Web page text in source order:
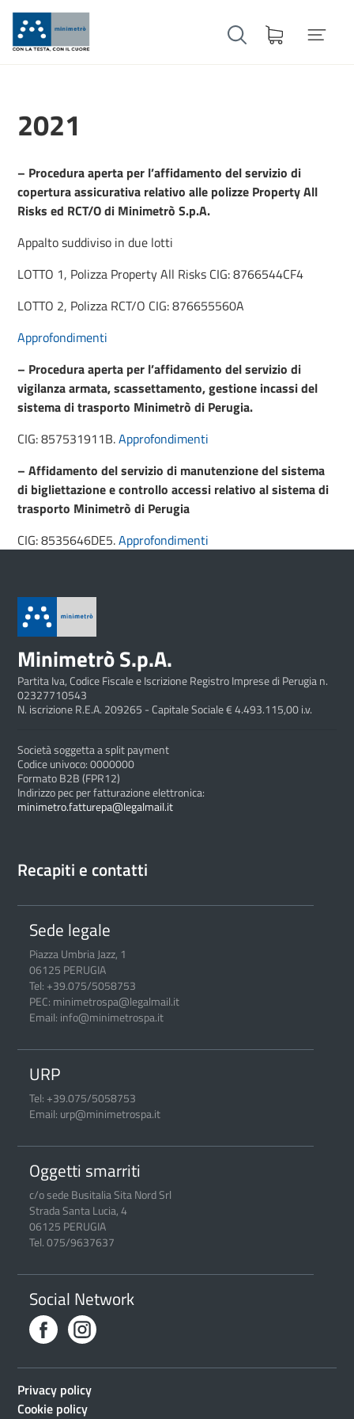
2021
– Procedura aperta per l’affidamento del servizio di
copertura assicurativa relativo alle polizze Property All
Risks ed RCT/O di Minimetrò S.p.A.
Appalto suddiviso in due lotti
LOTTO 1, Polizza Property All Risks CIG: 8766544CF4
LOTTO 2, Polizza RCT/O CIG: 876655560A
Approfondimenti
– Procedura aperta per l’affidamento del servizio di
vigilanza armata, scassettamento, gestione incassi del
sistema di trasporto Minimetrò di Perugia.
CIG: 857531911B.Approfondimenti
–Affidamento del servizio di manutenzione del sistema
di bigliettazione e controllo accessi relativo al sistema di
trasporto Minimetrò di Perugia
CIG: 8535646DE5.Approfondimenti
Minimetrò S.p.A.
Partita Iva, Codice Fiscale e Iscrizione Registro Imprese di Perugia n.
02327710543
N. iscrizione R.E.A. 209265 - Capitale Sociale € 4.493.115,00 i.v.
Società soggetta a split payment
Codice univoco: 0000000
Formato B2B (FPR12)
Indirizzo pec per fatturazione elettronica:
minimetro.fatturepa@legalmail.it
Recapiti e contatti
Sede legale
Piazza Umbria Jazz, 1
06125 PERUGIA
Tel: +39.075/5058753
PEC: minimetrospa@legalmail.it
Email: info@minimetrospa.it
URP
Tel: +39.075/5058753
Email: urp@minimetrospa.it
Oggetti smarriti
c/o sede Busitalia Sita Nord Srl
Strada Santa Lucia, 4
06125 PERUGIA
Tel. 075/9637637
Social Network
Privacy policy
Cookie policy